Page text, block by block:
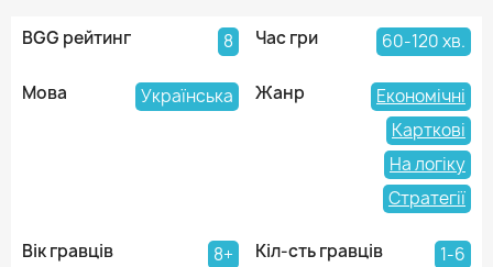
BGG рейтинг 8 Час гри 60-120 хв.
Мова Українська Жанр
Економічні
Карткові
На логіку
Стратегії
Вік гравців 8+ Кіл-сть гравців 1-6